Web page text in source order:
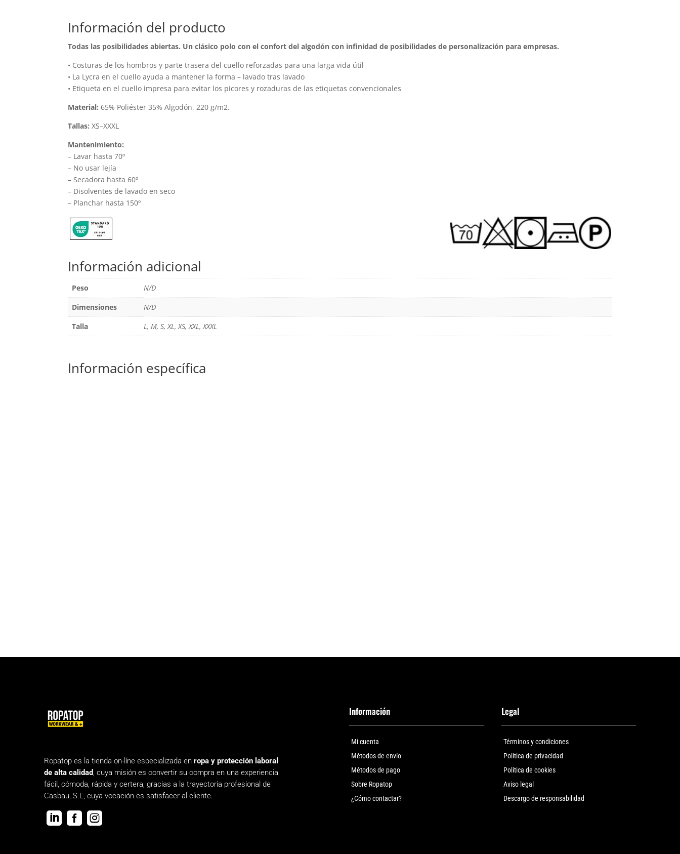
Información del producto
Todas las posibilidades abiertas. Un clásico polo con el confort del algodón con infinidad de posibilidades de personalización para empresas.
• Costuras de los hombros y parte trasera del cuello reforzadas para una larga vida útil
• La Lycra en el cuello ayuda a mantener la forma – lavado tras lavado
• Etiqueta en el cuello impresa para evitar los picores y rozaduras de las etiquetas convencionales
Material: 65% Poliéster 35% Algodón, 220 g/m2.
Tallas: XS–XXXL
Mantenimiento:
– Lavar hasta 70º
– No usar lejía
– Secadora hasta 60º
– Disolventes de lavado en seco
– Planchar hasta 150º
Información adicional
Peso
N/D
Dimensiones
N/D
Talla
L, M, S, XL, XS, XXL, XXXL
Información específica
Ropatop es la tienda on-líne especializada en ropa y protección laboral
de alta calidad, cuya misión es convertir su compra en una experiencia
fácil, cómoda, rápida y certera, gracias a la trayectoria profesional de
Casbau, S.L, cuya vocación es satisfacer al cliente.
  
Información
Mi cuenta
Métodos de envío
Métodos de pago
Sobre Ropatop
¿Cómo contactar?
Legal
Términos y condiciones
Política de privacidad
Política de cookies
Aviso legal
Descargo de responsabilidad